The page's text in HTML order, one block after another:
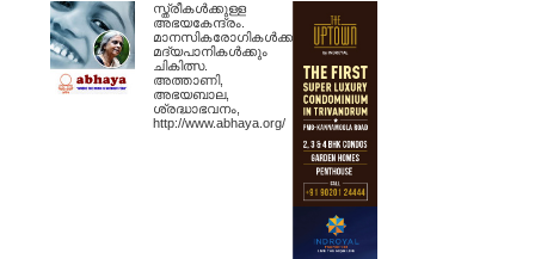
സ്ത്രീകള്‍ക്കുള്ള
അഭയകേന്ദ്രം.
മാനസികരോഗികള്‍ക്കും
മദ്യപാനികള്‍ക്കും
ചികിത്സ.
അത്താണി,
അഭയബാല,
ശ്രദ്ധാഭവനം,
http://www.abhaya.org/